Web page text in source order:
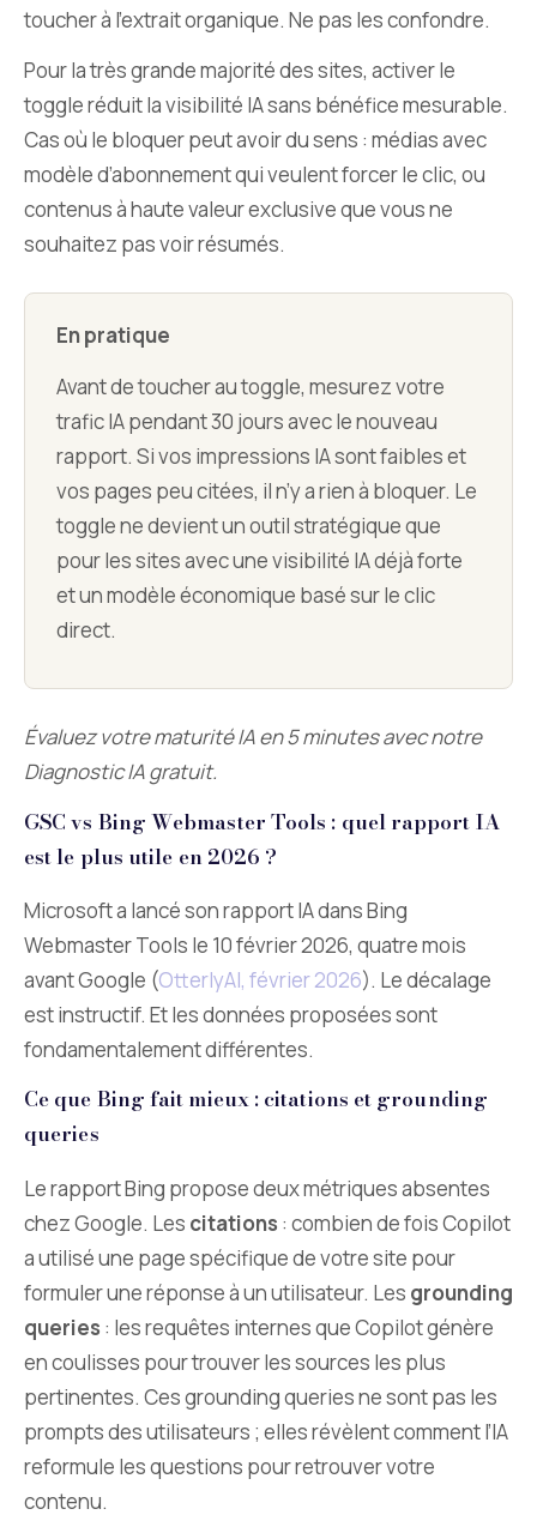
toucher à l’extrait organique. Ne pas les confondre.
Pour la très grande majorité des sites, activer le
toggle réduit la visibilité IA sans bénéfice mesurable.
Cas où le bloquer peut avoir du sens : médias avec
modèle d’abonnement qui veulent forcer le clic, ou
contenus à haute valeur exclusive que vous ne
souhaitez pas voir résumés.
En pratique
Avant de toucher au toggle, mesurez votre
trafic IA pendant 30 jours avec le nouveau
rapport. Si vos impressions IA sont faibles et
vos pages peu citées, il n’y a rien à bloquer. Le
toggle ne devient un outil stratégique que
pour les sites avec une visibilité IA déjà forte
et un modèle économique basé sur le clic
direct.
Évaluez votre maturité IA en 5 minutes avec notre
Diagnostic IA gratuit.
GSC vs Bing Webmaster Tools : quel rapport IA
est le plus utile en 2026 ?
Microsoft a lancé son rapport IA dans Bing
Webmaster Tools le 10 février 2026, quatre mois
avant Google (OtterlyAI, février 2026). Le décalage
est instructif. Et les données proposées sont
fondamentalement différentes.
Ce que Bing fait mieux : citations et grounding
queries
Le rapport Bing propose deux métriques absentes
chez Google. Les citations : combien de fois Copilot
a utilisé une page spécifique de votre site pour
formuler une réponse à un utilisateur. Les grounding
queries : les requêtes internes que Copilot génère
en coulisses pour trouver les sources les plus
pertinentes. Ces grounding queries ne sont pas les
prompts des utilisateurs ; elles révèlent comment l’IA
reformule les questions pour retrouver votre
contenu.